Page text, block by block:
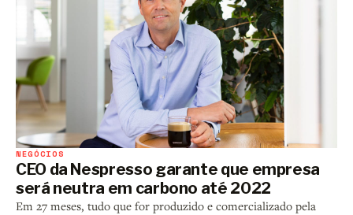
NEGÓCIOS
CEO da Nespresso garante que empresa
será neutra em carbono até 2022
Em 27 meses, tudo que for produzido e comercializado pela